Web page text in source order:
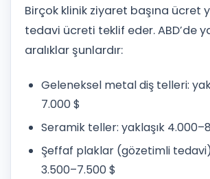
Birçok klinik ziyaret başına ücret
tedavi ücreti teklif eder. ABD’de
aralıklar şunlardır:
Geleneksel metal diş telleri:
7.000 $
Seramik teller: yaklaşık
Şeffaf plaklar (gözetimli
3.500–7.500 $